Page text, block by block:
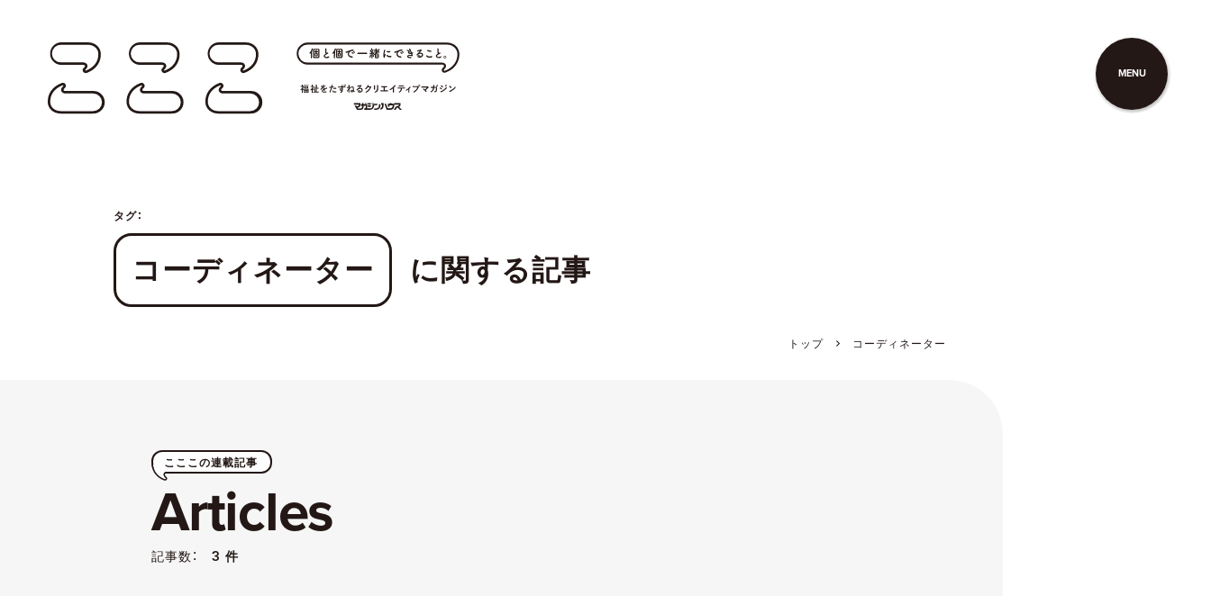
タグ：
コーディネーター に関する記事
トップ コーディネーター
こここの連載記事
Articles
記事数： 3 件
MENU